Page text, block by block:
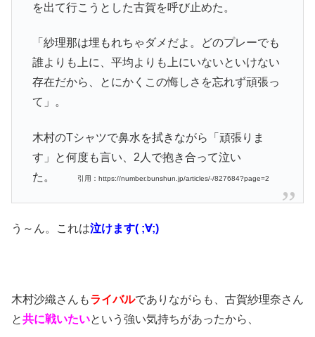
を出て行こうとした古賀を呼び止めた。
「紗理那は埋もれちゃダメだよ。どのプレーでも
誰よりも上に、平均よりも上にいないといけない
存在だから、とにかくこの悔しさを忘れず頑張っ
て」。
木村のTシャツで鼻水を拭きながら「頑張りま
す」と何度も言い、2人で抱き合って泣い
た。
引用：https://number.bunshun.jp/articles/-/827684?page=2
う～ん。これは泣けます( ;∀;)
木村沙織さんもライバルでありながらも、古賀紗理奈さん
と共に戦いたいという強い気持ちがあったから、